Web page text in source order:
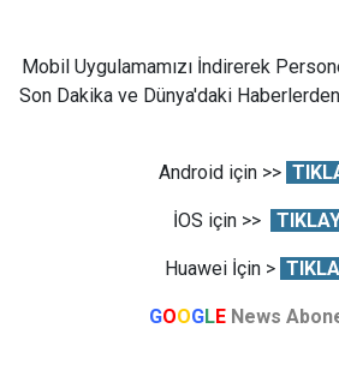
Mobil Uygulamamızı İndirerek
Son Dakika ve Dünya'daki
Android için >>
İOS için >>
Huawei İçin >
GOOGLE News